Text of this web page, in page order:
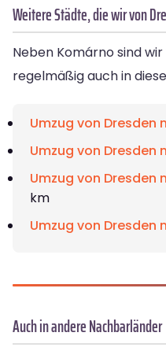
Weitere Städte, die wir von
Neben Komárno sind
regelmäßig auch in
Umzug von Dresden
Umzug von Dresden
Umzug von Dresden
km
Umzug von Dresden
Auch in andere Nachbarländer